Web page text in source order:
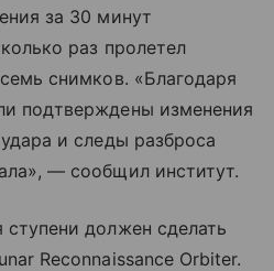
за 30 минут
раз пролетел
снимков. «Благодаря
подтверждены изменения
и следы разброса
— сообщил институт.
должен сделать
Reconnaissance Orbiter.